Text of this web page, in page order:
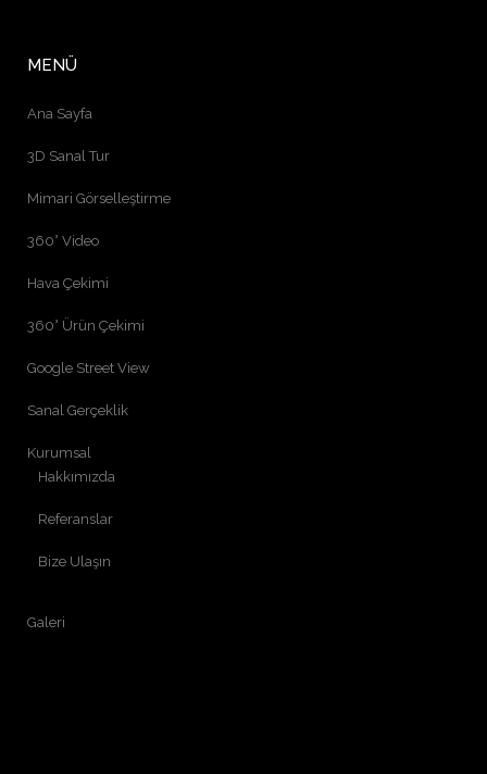
MENÜ
Ana Sayfa
3D Sanal Tur
Mimari Görselleştirme
360° Video
Hava Çekimi
360° Ürün Çekimi
Google Street View
Sanal Gerçeklik
Kurumsal
Hakkımızda
Referanslar
Bize Ulaşın
Galeri